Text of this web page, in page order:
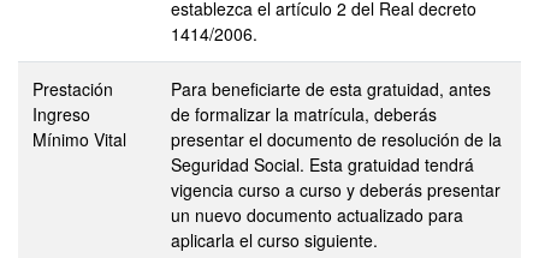
establezca el artículo 2 del Real decreto
1414/2006.
Prestación
Ingreso
Mínimo Vital
Para beneficiarte de esta gratuidad, antes
de formalizar la matrícula, deberás
presentar el documento de resolución de la
Seguridad Social. Esta gratuidad tendrá
vigencia curso a curso y deberás presentar
un nuevo documento actualizado para
aplicarla el curso siguiente.